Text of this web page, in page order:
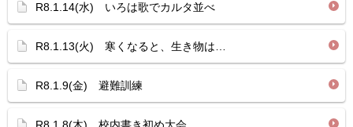
R8.1.14(水) いろは歌でカルタ並べ
R8.1.13(火) 寒くなると、生き物は…
R8.1.9(金) 避難訓練